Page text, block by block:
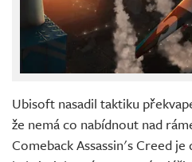
Ubisoft nasadil taktiku
že nemá co nabídnout nad
Comeback Assassin's Creed